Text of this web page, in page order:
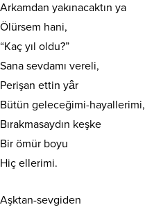
Arkamdan yakınacaktın ya
Ölürsem hani,
“Kaç yıl oldu?”
Sana sevdamı vereli,
Perişan ettin yâr
Bütün geleceğimi-hayallerimi,
Bırakmasaydın keşke
Bir ömür boyu
Hiç ellerimi.
Aşktan-sevgiden